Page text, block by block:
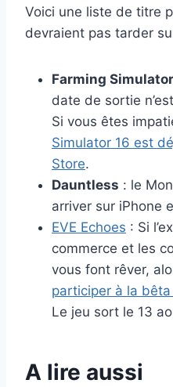
Voici une liste de titre
devraient pas tarder
Farming
date de sortie
Si vous êtes
Simulator 16 est
Store.
Dauntless : le
arriver sur iPhone
EVE Echoes : Si
commerce et les
vous font rêver,
participer à la bêta
Le jeu sort le 13
A lire aussi